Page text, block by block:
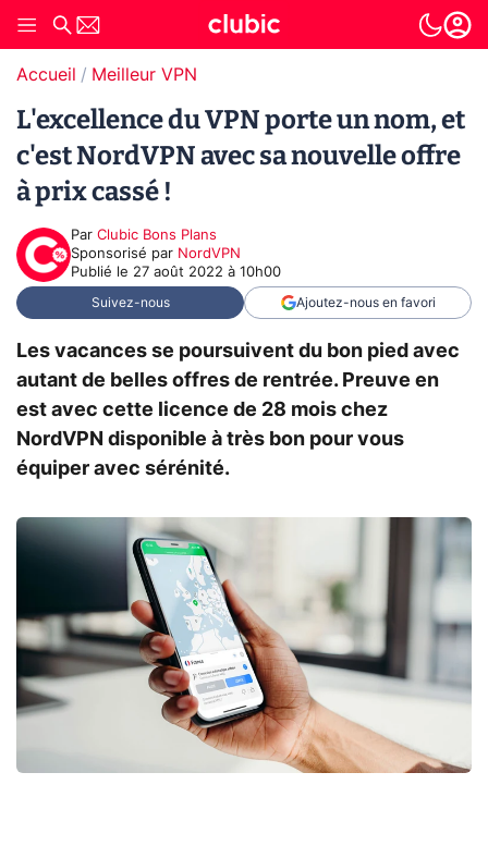
Accueil Meilleur VPN
L'excellence du VPN porte un nom, et
c'est NordVPN avec sa nouvelle offre
à prix cassé !
Par Clubic Bons Plans
sponsorisé par NordVPN
Publié le 27 août 2022 à 10h00
Suivez-nous Ajoutez-nous en favori
Les vacances se poursuivent du bon pied avec
autant de belles offres de rentrée. Preuve en
est avec cette licence de 28 mois chez
NordVPN disponible à très bon pour vous
équiper avec sérénité.